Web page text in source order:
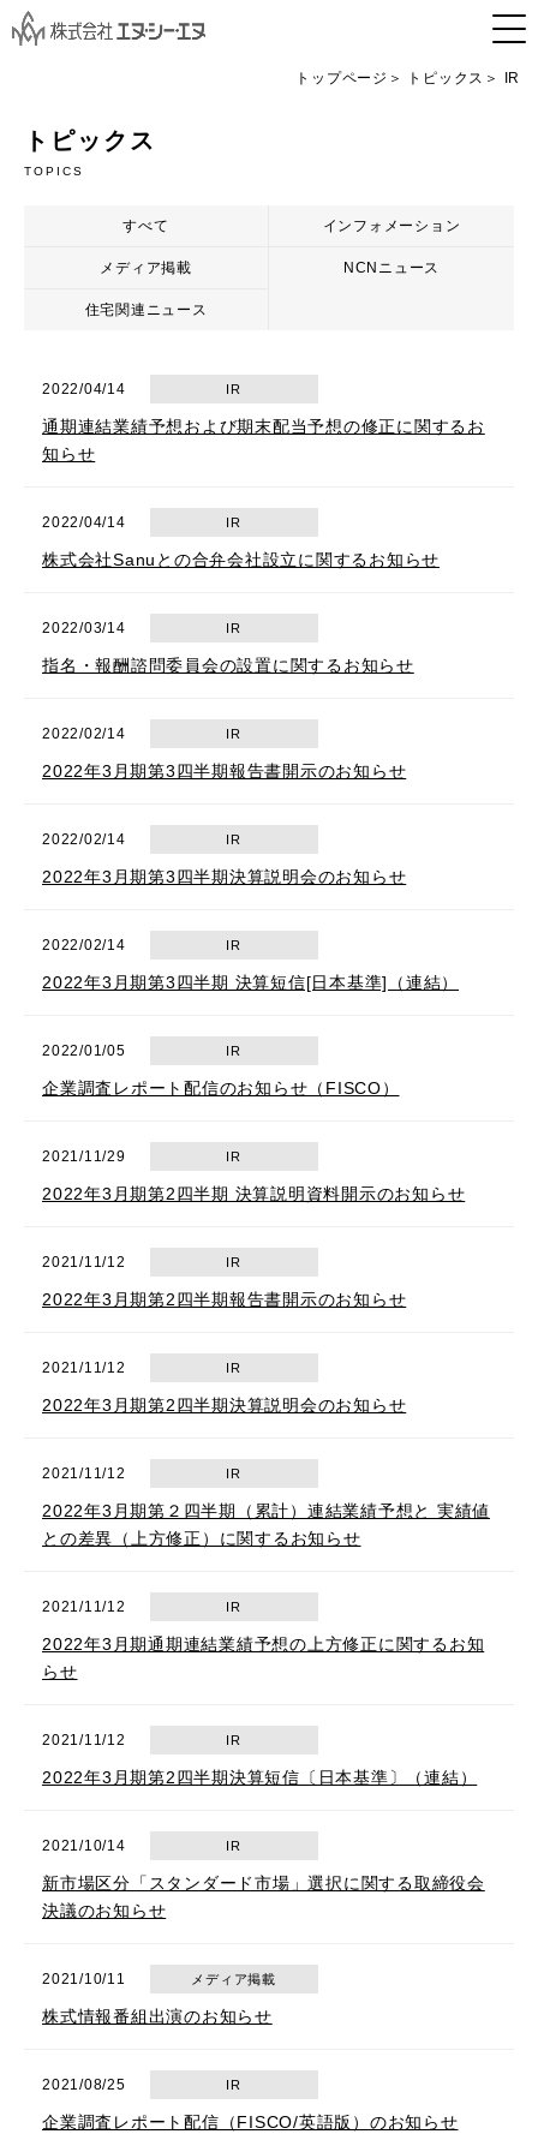
トップページ トピックス IR
トピックス
TOPICS
すべて インフォメーション
メディア掲載 NCNニュース
住宅関連ニュース
2022/04/14 IR
通期連結業績予想および期末配当予想の修正に関するお
知らせ
2022/04/14 IR
株式会社Sanuとの合弁会社設立に関するお知らせ
2022/03/14 IR
指名・報酬諮問委員会の設置に関するお知らせ
2022/02/14 IR
2022年3月期第3四半期報告書開示のお知らせ
2022/02/14 IR
2022年3月期第3四半期決算説明会のお知らせ
2022/02/14 IR
2022年3月期第3四半期 決算短信[日本基準]（連結）
2022/01/05 IR
企業調査レポート配信のお知らせ（FISCO）
2021/11/29 IR
2022年3月期第2四半期 決算説明資料開示のお知らせ
2021/11/12 IR
2022年3月期第2四半期報告書開示のお知らせ
2021/11/12 IR
2022年3月期第2四半期決算説明会のお知らせ
2021/11/12 IR
2022年3月期第２四半期（累計）連結業績予想と 実績値
との差異（上方修正）に関するお知らせ
2021/11/12 IR
2022年3月期通期連結業績予想の上方修正に関するお知
らせ
2021/11/12 IR
2022年3月期第2四半期決算短信〔日本基準〕（連結）
2021/10/14 IR
新市場区分「スタンダード市場」選択に関する取締役会
決議のお知らせ
2021/10/11 メディア掲載
株式情報番組出演のお知らせ
2021/08/25 IR
企業調査レポート配信（FISCO/英語版）のお知らせ